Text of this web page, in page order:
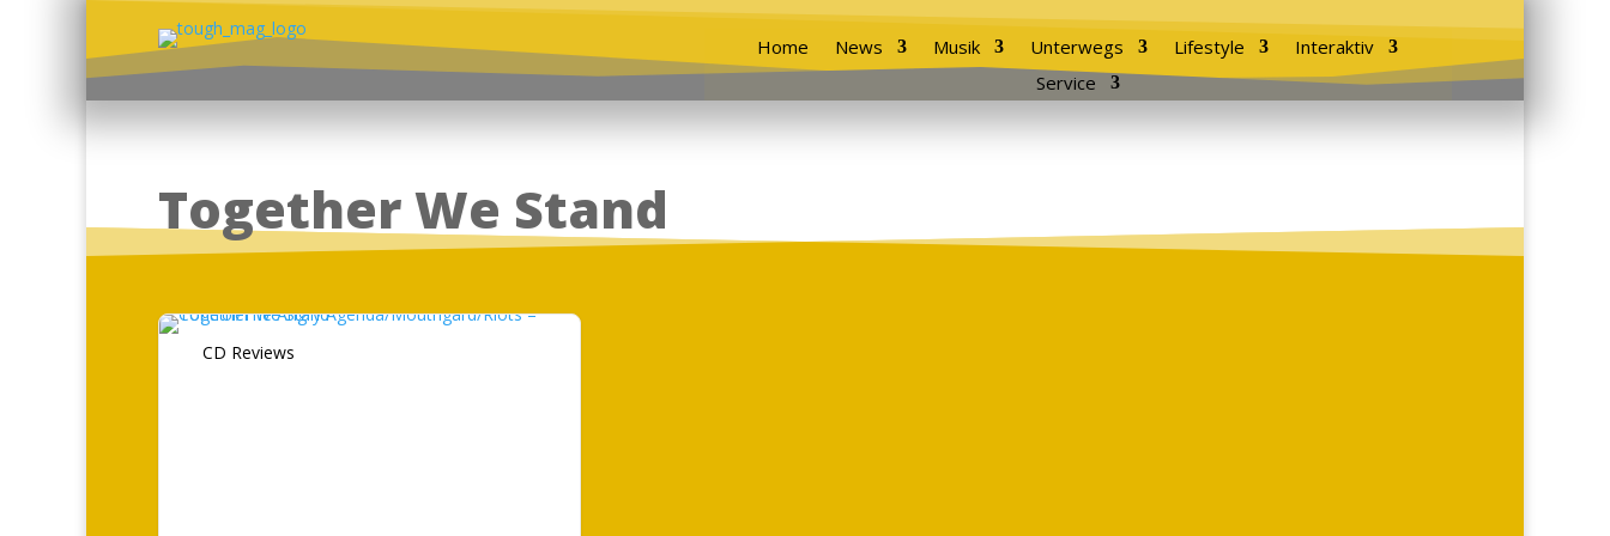
Home News Musik Unterwegs Lifestyle
Interaktiv
Service
Together We Stand
CD Reviews